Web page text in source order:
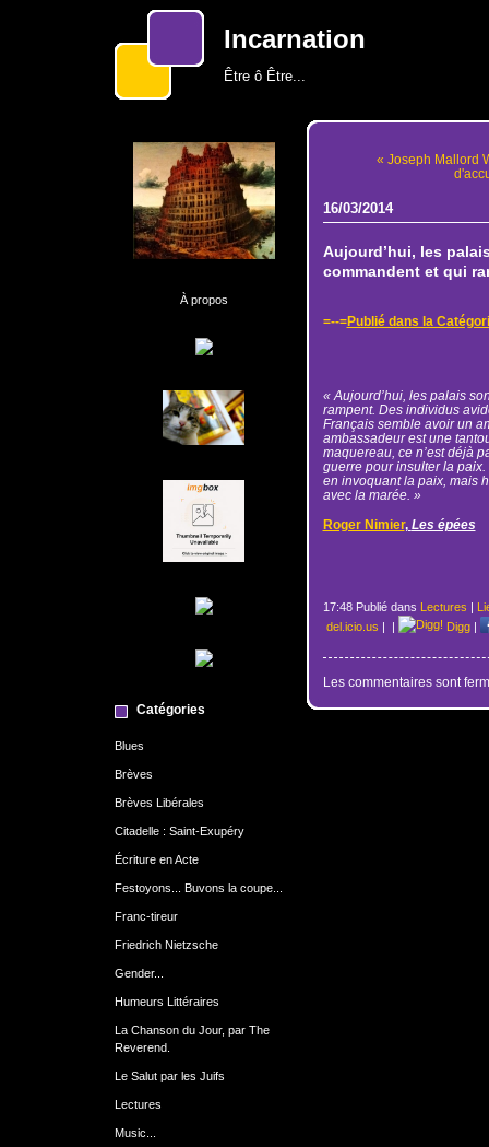
Incarnation
Être ô Être...
À propos
Catégories
Blues
Brèves
Brèves Libérales
Citadelle : Saint-Exupéry
Écriture en Acte
Festoyons... Buvons la coupe...
Franc-tireur
Friedrich Nietzsche
Gender...
Humeurs Littéraires
La Chanson du Jour, par The
Reverend.
Le Salut par les Juifs
Lectures
Music...
« Joseph Mallord
16/03/2014
Aujourd’hui, les
commandent et qui
=--=Publié dans la
« Aujourd’hui, les palais
rampent. Des individus
Français semble avoir un
ambassadeur est une
maquereau, ce n’est déjà
guerre pour insulter la
en invoquant la paix, mais
avec la marée. »
Roger Nimier, Les épées
17:48 Publié dans Lectures |
del.icio.us | | Digg|
Les commentaires sont